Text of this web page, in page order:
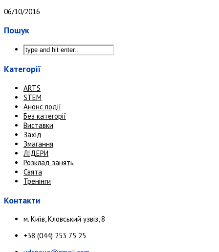
06/10/2016
Пошук
Категорії
ARTS
STEM
Анонс події
Без категорії
Виставки
Захід
Змагання
ЛІДЕРИ
Розклад занять
Свята
Тренінги
Контакти
м. Київ, Кловський узвіз, 8
+38 (044) 253 75 25